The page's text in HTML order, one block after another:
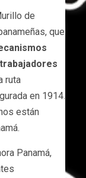
de
que
ruta
en 1914.
están
Panamá,